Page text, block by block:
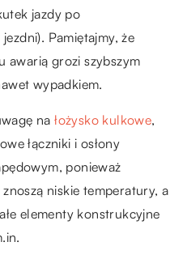
jazdy po
Pamiętajmy, że
awarią grozi szybszym
wypadkiem.
nałożysko kulkowe,
łączniki i osłony
ponieważ
niskie temperatury, a
elementy konstrukcyjne